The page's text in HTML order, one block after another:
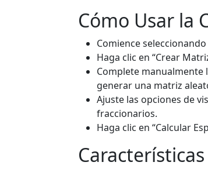
Cómo Usar la
Comience
Haga clic en “Crear
Complete manualmente
generar una matriz
Ajuste las opciones de
fraccionarios.
Haga clic en “Calcular